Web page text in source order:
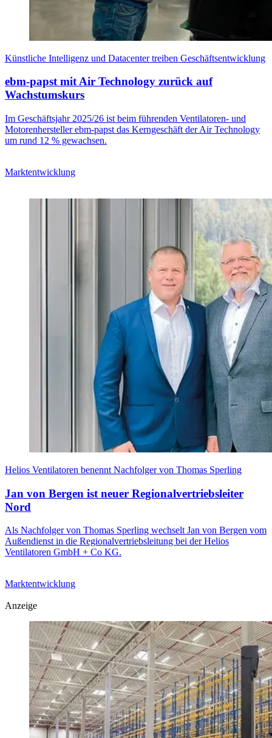
Künstliche Intelligenz und Datacenter treiben Geschäftsentwicklung
ebm-papst mit Air Technology zurück auf
Wachstumskurs
Im Geschäftsjahr 2025/26 ist beim führenden Ventilatoren- und
Motorenhersteller ebm-papst das Kerngeschäft der Air Technology
um rund 12 % gewachsen.
Marktentwicklung
Helios Ventilatoren benennt Nachfolger von Thomas Sperling
Jan von Bergen ist neuer Regionalvertriebsleiter
Nord
Als Nachfolger von Thomas Sperling wechselt Jan von Bergen vom
Außendienst in die Regionalvertriebsleitung bei der Helios
Ventilatoren GmbH + Co KG.
Marktentwicklung
Anzeige